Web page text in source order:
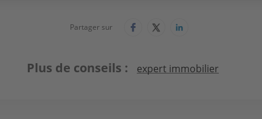
Partager sur
Plus de conseils expert immobilier